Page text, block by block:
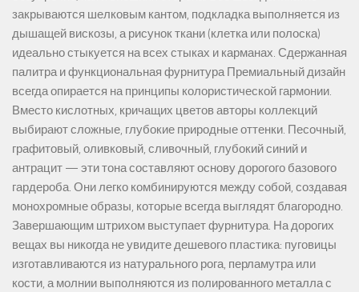
закрываются шелковым кантом, подкладка выполняется из
дышащей вискозы, а рисунок ткани (клетка или полоска)
идеально стыкуется на всех стыках и карманах. Сдержанная
палитра и функциональная фурнитура Премиальный дизайн
всегда опирается на принципы колористической гармонии.
Вместо кислотных, кричащих цветов авторы коллекций
выбирают сложные, глубокие природные оттенки. Песочный,
графитовый, оливковый, сливочный, глубокий синий и
антрацит — эти тона составляют основу дорогого базового
гардероба. Они легко комбинируются между собой, создавая
монохромные образы, которые всегда выглядят благородно.
Завершающим штрихом выступает фурнитура. На дорогих
вещах вы никогда не увидите дешевого пластика: пуговицы
изготавливаются из натурального рога, перламутра или
кости, а молнии выполняются из полированного металла с